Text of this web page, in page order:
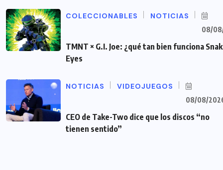
COLECCIONABLES NOTICIAS
08/
TMNT × G.I. Joe: ¿qué tan bien funciona
Eyes
NOTICIAS VIDEOJUEGOS
08/08/
CEO de Take-Two dice que los discos “no
tienen sentido”